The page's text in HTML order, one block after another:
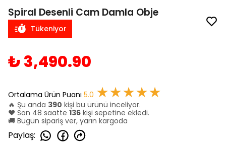
Spiral Desenli Cam Damla Obje
Tükeniyor
₺ 3,490.90
Ortalama Ürün Puanı 5.0 ★★★★★
🔥 Şu anda 390 kişi bu ürünü inceliyor.
❤️ Son 48 saatte 136 kişi sepetine ekledi.
🚚 Bugün sipariş ver, yarın kargoda
Paylaş: